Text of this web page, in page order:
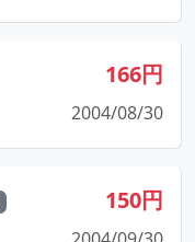
166円
2004/08/30
150円